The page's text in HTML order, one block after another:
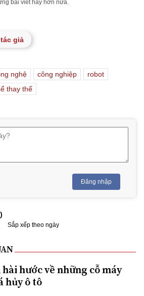
bài viết hay hơn nữa.
giả
nghệ công nghiệp
robot
thay thế
Đăng nhập
)
Sắp xếp theo ngày
hước về những cỗ máy
hủy ô tô